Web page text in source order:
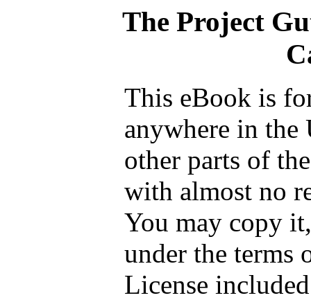
The Project
This eBook is
anywhere in the
other parts of
with almost no
You may copy
under the terms
License